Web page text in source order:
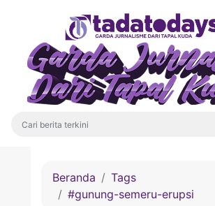
Beranda
Tags
#gunung-semeru-erupsi